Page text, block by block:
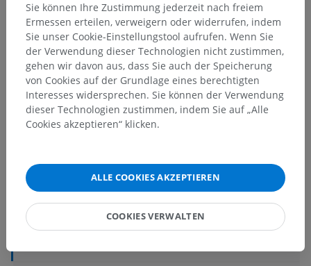
Anatomische Hierarchie
Anatomie des Menschen 2
Menschlicher Körper> Muskuloskelettale Systeme
Faszien der oberen Extremität>
Oberflächliches Querband des Mittelhandgelenks
Darunterliegende Strukturen:Für dieses anatomische
Teil gibt es keine zugehörigen Strukturen
Sie können Ihre Zustimmung jederzeit nach freiem
Ermessen erteilen, verweigern oder widerrufen, indem
Sie unser Cookie-Einstellungstool aufrufen. Wenn Sie
der Verwendung dieser Technologien nicht zustimmen,
gehen wir davon aus, dass Sie auch der Speicherung
von Cookies auf der Grundlage eines berechtigten
Interesses widersprechen. Sie können der Verwendung
dieser Technologien zustimmen, indem Sie auf „Alle
Cookies akzeptieren“ klicken.
ALLE COOKIES AKZEPTIEREN
COOKIES VERWALTEN